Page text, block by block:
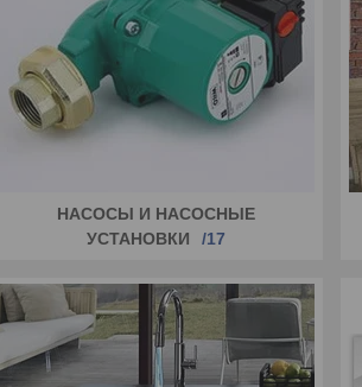
НАСОСЫ И НАСОСНЫЕ
УСТАНОВКИ
17